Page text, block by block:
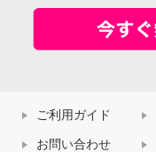
ご利用ガイド
お問い合わせ